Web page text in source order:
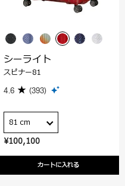
¥100,100
カートに入れる
シーライト
スピナー81
4.6 (393)
81 cm